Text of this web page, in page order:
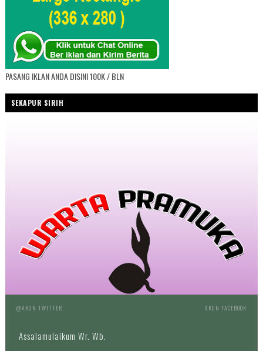
PASANG IKLAN ANDA DISINI 100K / BLN
SEKAPUR SIRIH
@AKUN TWITTER AKUN FACEBOOK
Assalamulaikum Wr. Wb.